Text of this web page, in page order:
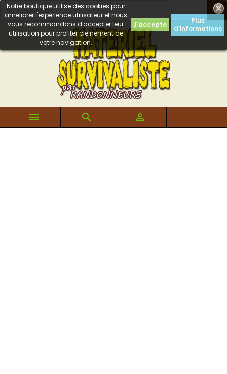

Notre boutique utilise des cookies pour
améliorer l'expérience utilisateur et nous
vous recommandons d'accepter leur
utilisation pour profiter pleinement de
votre navigation.
J'accepte
Plus
d'informations
  